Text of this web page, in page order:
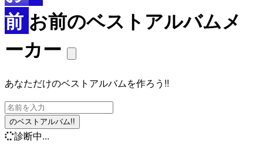
前 お前のベストアルバムメ
ーカー
あなただけのベストアルバムを作ろう!!
のベストアルバム!!
診断中...